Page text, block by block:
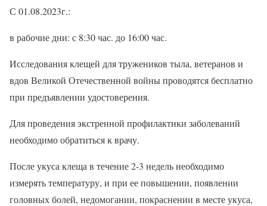
С 01.08.2023г.:
в рабочие дни: с 8:30 час. до 16:00 час.
Исследования клещей для тружеников тыла, ветеранов и
вдов Великой Отечественной войны проводятся бесплатно
при предъявлении удостоверения.
Для проведения экстренной профилактики заболеваний
необходимо обратиться к врачу.
После укуса клеща в течение 2-3 недель необходимо
измерять температуру, и при ее повышении, появлении
головных болей, недомогании, покраснении в месте укуса,